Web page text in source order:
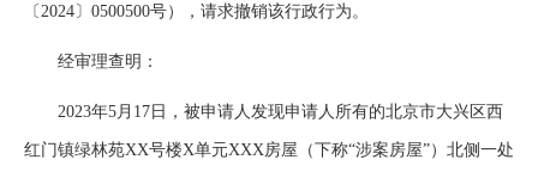
〔2024〕0500500号），请求撤销该行政行为。
经审理查明：
2023年5月17日，被申请人发现申请人所有的北京市大兴区西
红门镇绿林苑XX号楼X单元XXX房屋（下称“涉案房屋”）北侧一处